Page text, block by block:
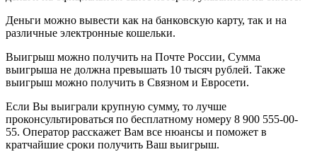
Деньги можно вывести как на банковскую карту, так и на
различные электронные кошельки.
Выигрыш можно получить на Почте России, Сумма
выигрыша не должна превышать 10 тысяч рублей. Также
выигрыш можно получить в Связном и Евросети.
Если Вы выиграли крупную сумму, то лучше
проконсультироваться по бесплатному номеру 8 900 555-00-
55. Оператор расскажет Вам все нюансы и поможет в
кратчайшие сроки получить Ваш выигрыш.